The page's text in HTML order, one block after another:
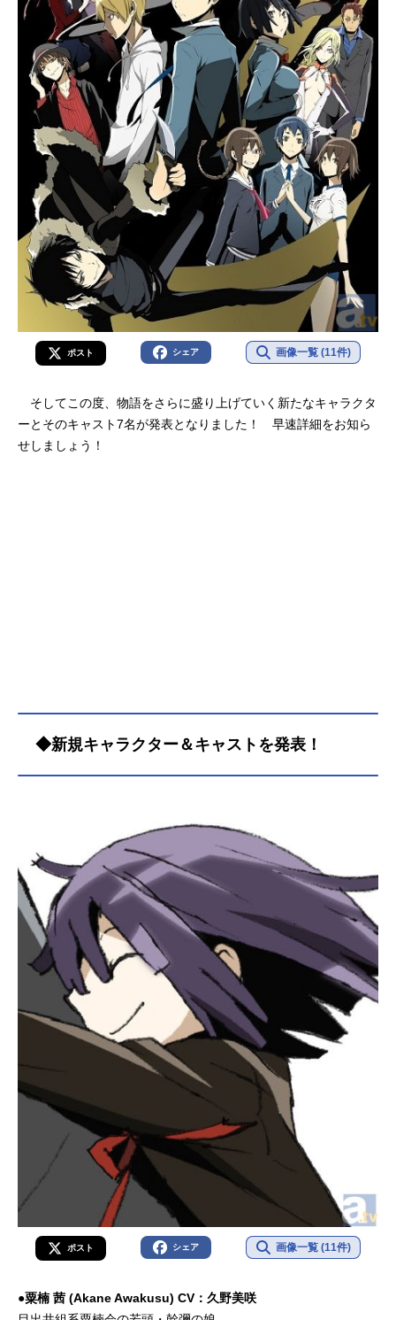
ポスト シェア 画像一覧 (11件)
そしてこの度、物語をさらに盛り上げていく新たなキャラクタ
ーとそのキャスト7名が発表となりました！ 早速詳細をお知ら
せしましょう！
◆新規キャラクター＆キャストを発表！
ポスト シェア 画像一覧 (11件)
●粟楠 茜 (Akane Awakusu) CV：久野美咲